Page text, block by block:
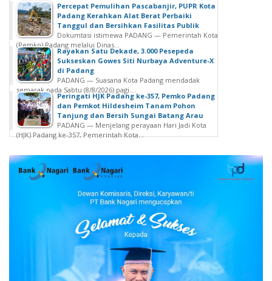
Percepat Pemulihan Pascabanjir, PUPR Kota
Padang Kerahkan Alat Berat Perbaiki
Tanggul dan Bersihkan Fasilitas Publik
Dokumtasi istimewa PADANG — Pemerintah Kota
(Pemko) Padang melalui Dinas...
Rayakan Satu Dekade, 3.000 Pesepeda
Sukseskan Gowes Siti Nurbaya Adventure-X
di Padang
PADANG — Suasana Kota Padang mendadak
semarak pada Sabtu (8/8/2026) pagi....
Peringati HJK Padang ke-357, Pemko Padang
dan Pemkot Hildesheim Tanam Pohon
Tanjung dan Bersih Sungai Batang Arau
PADANG — Menjelang perayaan Hari Jadi Kota
(HJK) Padang ke-357, Pemerintah Kota...